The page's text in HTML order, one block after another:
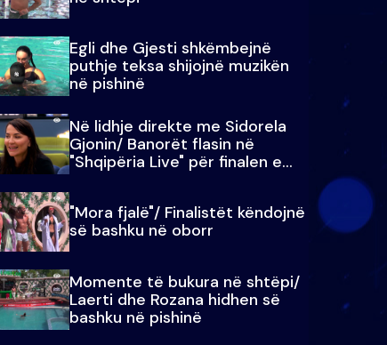
Egli dhe Gjesti shkëmbejnë
puthje teksa shijojnë muzikën
në pishinë
Në lidhje direkte me Sidorela
Gjonin/ Banorët flasin në
"Shqipëria Live" për finalen e
madhe
"Mora fjalë"/ Finalistët këndojnë
së bashku në oborr
Momente të bukura në shtëpi/
Laerti dhe Rozana hidhen së
bashku në pishinë